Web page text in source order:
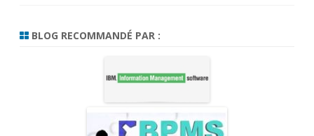
BLOG RECOMMANDÉ PAR :